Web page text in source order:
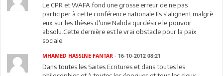
Le CPR et WAFA fond une grosse erreur de ne pas
participer à cette conférence nationale.Ils s'alignent malgrè
eux sur les thèses d'une Nahda qui désire le pouvoir
absolu.Cette dernière est le vrai obstacle pour la paix
sociale.
MHAMED HASSINE FANTAR - 16-10-2012 08:21
Dans toutes les Saites Ecritures et dans toutes les